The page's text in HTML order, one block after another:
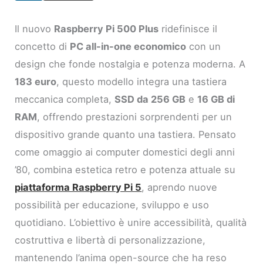
Il nuovo Raspberry Pi 500 Plus ridefinisce il
concetto di PC all-in-one economico con un
design che fonde nostalgia e potenza moderna. A
183 euro, questo modello integra una tastiera
meccanica completa,SSD da 256 GB e 16 GB di
RAM, offrendo prestazioni sorprendenti per un
dispositivo grande quanto una tastiera. Pensato
come omaggio ai computer domestici degli anni
’80, combina estetica retro e potenza attuale su
piattaforma Raspberry Pi 5, aprendo nuove
possibilità per educazione, sviluppo e uso
quotidiano. L’obiettivo è unire accessibilità, qualità
costruttiva e libertà di personalizzazione,
mantenendo l’anima open-source che ha reso